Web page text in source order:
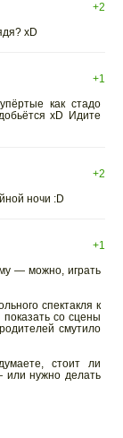
+2
xD
+1
как стадо
xD Идите
+2
ночи :D
+1
— можно, играть
спектакля к
со сцены
смутило
стоит ли
или нужно делать